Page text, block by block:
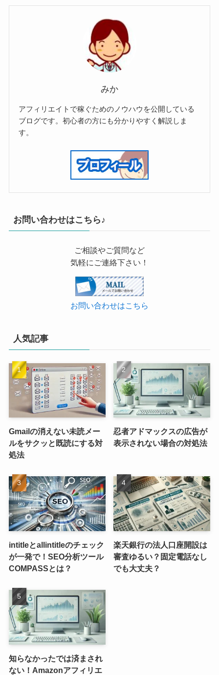
みか
アフィリエイトで稼ぐためのノウハウを公開している
ブログです。初心者の方にも分かりやすく解説しま
す。
お問い合わせはこちら♪
ご相談やご質問など
気軽にご連絡下さい！
お問い合わせはこちら
人気記事
Gmailの消えない未読メー
ルをサクッと既読にする対
処法
忍者アドマックスの広告が
表示されない場合の対処法
intitleとallintitleのチェック
が一発で！SEO分析ツール
COMPASSとは？
楽天銀行の法人口座開設は
審査ゆるい？固定電話なし
でも大丈夫？
知らなかったでは済まされ
ない！Amazonアフィリエ